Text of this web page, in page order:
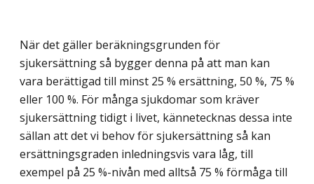
När det gäller beräkningsgrunden för
sjukersättning så bygger denna på att man kan
vara berättigad till minst 25 % ersättning, 50 %, 75 %
eller 100 %. För många sjukdomar som kräver
sjukersättning tidigt i livet, kännetecknas dessa inte
sällan att det vi behov för sjukersättning så kan
ersättningsgraden inledningsvis vara låg, till
exempel på 25 %-nivån med alltså 75 % förmåga till